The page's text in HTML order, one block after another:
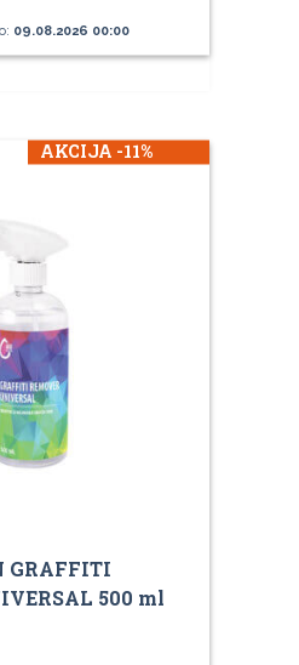
09.08.2026 00:00
AKCIJA -11%
GRAFFITI
500 ml